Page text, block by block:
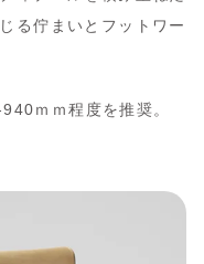
る佇まいとフットワー
ｍｍ程度を推奨。